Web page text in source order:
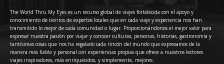
The World Thru My Eyes es un recurso global de viajes fortalecida con el apoyo y
conocimiento de cientos de expertos locales que en cada viaje y experiencia nos han
transmitido lo mejor de cada comunidad o lugar. Proporcionándonos el mejor valor para
expresar nuestra pasión por viajar y conocer culturas, personas, historias, gastronomía y
tantísimas cosas que nos ha regalado cada rincón del mundo que expresamos de la
manera más fiable y personal con experiencias propias que ofrece a nuestros lectores
viajes inspiradores, más enriquecidos, y simplemente, mejores.